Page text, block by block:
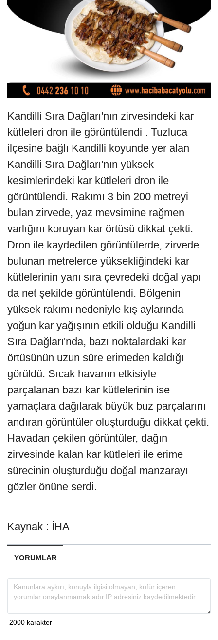
Kandilli Sıra Dağları'nın zirvesindeki kar
kütleleri dron ile görüntülendi . Tuzluca
ilçesine bağlı Kandilli köyünde yer alan
Kandilli Sıra Dağları'nın yüksek
kesimlerindeki kar kütleleri dron ile
görüntülendi. Rakımı 3 bin 200 metreyi
bulan zirvede, yaz mevsimine rağmen
varlığını koruyan kar örtüsü dikkat çekti.
Dron ile kaydedilen görüntülerde, zirvede
bulunan metrelerce yüksekliğindeki kar
kütlelerinin yanı sıra çevredeki doğal yapı
da net şekilde görüntülendi. Bölgenin
yüksek rakımı nedeniyle kış aylarında
yoğun kar yağışının etkili olduğu Kandilli
Sıra Dağları'nda, bazı noktalardaki kar
örtüsünün uzun süre erimeden kaldığı
görüldü. Sıcak havanın etkisiyle
parçalanan bazı kar kütlelerinin ise
yamaçlara dağılarak büyük buz parçalarını
andıran görüntüler oluşturduğu dikkat çekti.
Havadan çekilen görüntüler, dağın
zirvesinde kalan kar kütleleri ile erime
sürecinin oluşturduğu doğal manzarayı
gözler önüne serdi.
Kaynak : İHA
YORUMLAR